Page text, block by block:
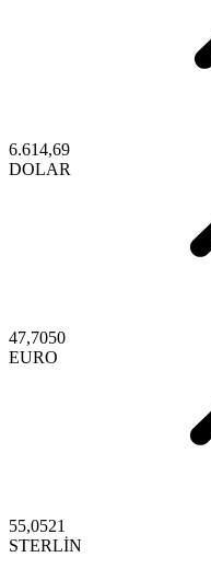
6.614,69
DOLAR
47,7050
EURO
55,0521
STERLİN